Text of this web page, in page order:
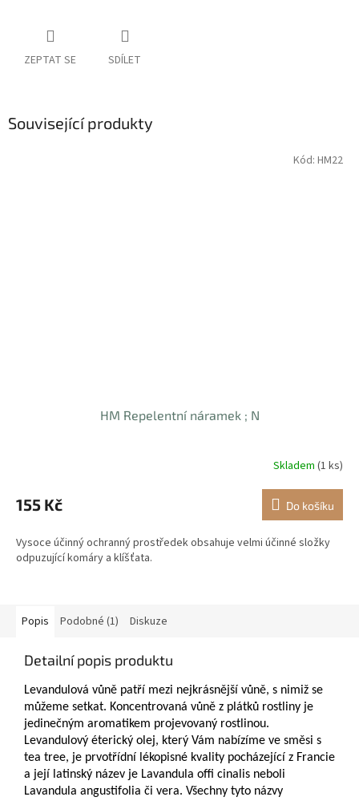
ZEPTAT SE SDÍLET
Související produkty
HM Repelentní náramek ; N
Skladem (1 ks)
155 Kč Do košíku
Vysoce účinný ochranný prostředek obsahuje velmi účinné složky
odpuzující komáry a klíšťata.
Kód: HM22
Popis Podobné (1) Diskuze
Detailní popis produktu
Levandulová vůně patří mezi nejkrásnější vůně, s nimiž se
můžeme setkat. Koncentrovaná vůně z plátků rostliny je
jedinečným aromatikem projevovaný rostlinou.
Levandulový éterický olej, který Vám nabízíme ve směsi s
tea tree, je prvotřídní lékopisné kvality pocházející z Francie
a její latinský název je Lavandula offi cinalis neboli
Lavandula angustifolia či vera. Všechny tyto názvy